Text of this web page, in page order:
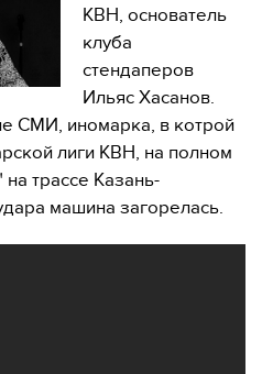
КВН, основатель
клуба
стендаперов
Ильяс Хасанов.
СМИ, иномарка, в котрой
лиги КВН, на полном
трассе Казань-
машина загорелась.